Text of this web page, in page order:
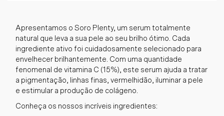
Apresentamos o Soro Plenty, um serum totalmente
natural que leva a sua pele ao seu brilho ótimo. Cada
ingrediente ativo foi cuidadosamente selecionado para
envelhecer brilhantemente. Com uma quantidade
fenomenal de vitamina C (15%), este serum ajuda a tratar
a pigmentação, linhas finas, vermelhidão, iluminar a pele
e estimular a produção de colágeno.
Conheça os nossos incríveis ingredientes: